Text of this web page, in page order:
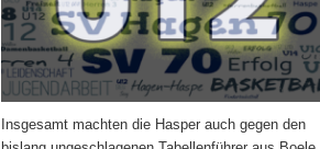
Insgesamt machten die Hasper auch gegen den